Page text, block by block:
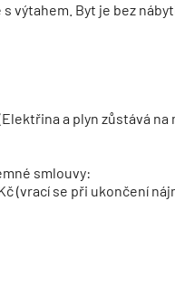
výtahem. Byt je bez
a plyn zůstává
smlouvy:
(vrací se při ukončení